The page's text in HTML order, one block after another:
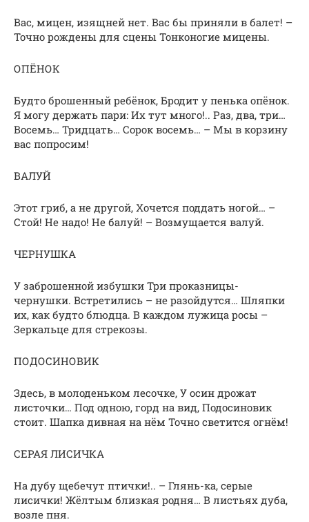
Вас, мицен, изящней нет. Вас бы приняли в балет! –
Точно рождены для сцены Тонконогие мицены.
ОПЁНОК
Будто брошенный ребёнок, Бродит у пенька опёнок.
Я могу держать пари: Их тут много!.. Раз, два, три…
Восемь… Тридцать… Сорок восемь… – Мы в корзину
вас попросим!
ВАЛУЙ
Этот гриб, а не другой, Хочется поддать ногой… –
Стой! Не надо! Не балуй! – Возмущается валуй.
ЧЕРНУШКА
У заброшенной избушки Три проказницы-
чернушки. Встретились – не разойдутся… Шляпки
их, как будто блюдца. В каждом лужица росы –
Зеркальце для стрекозы.
ПОДОСИНОВИК
Здесь, в молоденьком лесочке, У осин дрожат
листочки… Под одною, горд на вид, Подосиновик
стоит. Шапка дивная на нём Точно светится огнём!
СЕРАЯ ЛИСИЧКА
На дубу щебечут птички!.. – Глянь-ка, серые
лисички! Жёлтым близкая родня… В листьях дуба,
возле пня.